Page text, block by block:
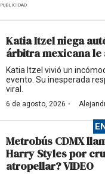
PUBLICIDAD
Katia Itzel niega
árbitra mexicana
Katia Itzel vivió un
evento. Su inesperada
viral.
6 de agosto, 2026 ·
Metrobús CDMX
Harry Styles por
atropellar? VIDEO